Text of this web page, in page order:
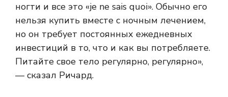
ногти и все это «je ne sais quoi». Обычно его
нельзя купить вместе с ночным лечением,
но он требует постоянных ежедневных
инвестиций в то, что и как вы потребляете.
Питайте свое тело регулярно, регулярно»,
— сказал Ричард.